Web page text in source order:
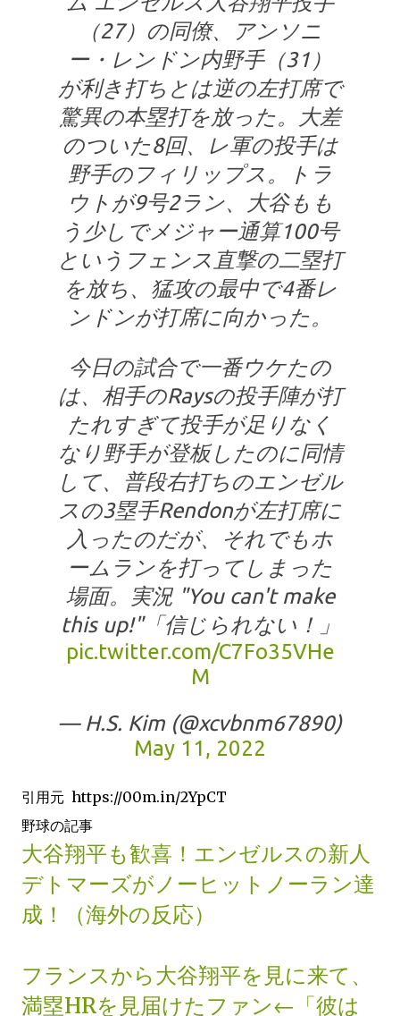
（27）の同僚、アンソニ
ー・レンドン内野手（31）
が利き打ちとは逆の左打席で
驚異の本塁打を放った。大差
のついた8回、レ軍の投手は
野手のフィリップス。トラ
ウトが9号2ラン、大谷もも
う少しでメジャー通算100号
というフェンス直撃の二塁打
を放ち、猛攻の最中で4番レ
ンドンが打席に向かった。
今日の試合で一番ウケたの
は、相手のRaysの投手陣が打
たれすぎて投手が足りなく
なり野手が登板したのに同情
して、普段右打ちのエンゼル
スの3塁手Rendonが左打席に
入ったのだが、それでもホ
ームランを打ってしまった
場面。実況 "You can't make
this up!"「信じられない！」
pic.twitter.com/C7Fo35VHe
M
— H.S. Kim (@xcvbnm67890)
May 11, 2022
引用元 https://00m.in/2YpCT
野球の記事
大谷翔平も歓喜！エンゼルスの新人
デトマーズがノーヒットノーラン達
成！（海外の反応）
フランスから大谷翔平を見に来て、
満塁HRを見届けたファン←「彼は